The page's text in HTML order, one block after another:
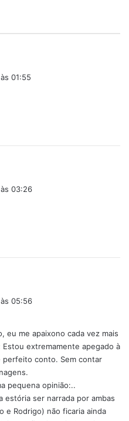
01:55
03:26
e
05:56
eu me apaixono cada vez mais
Estou extremamente apegado à
perfeito conto. Sem contar
pequena opinião:..
estória ser narrada por ambas
e Rodrigo) não ficaria ainda